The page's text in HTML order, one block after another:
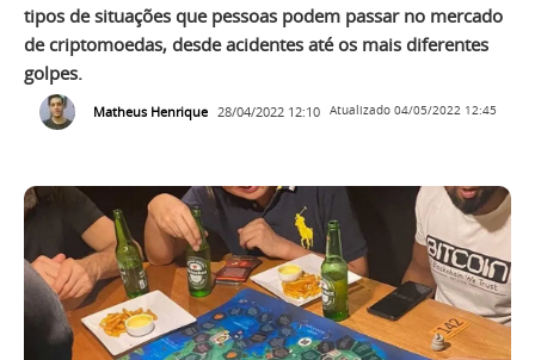
tipos de situações que pessoas podem passar no mercado
de criptomoedas, desde acidentes até os mais diferentes
golpes.
Matheus Henrique 28/04/2022 12:10 Atualizado 04/05/2022 12:45